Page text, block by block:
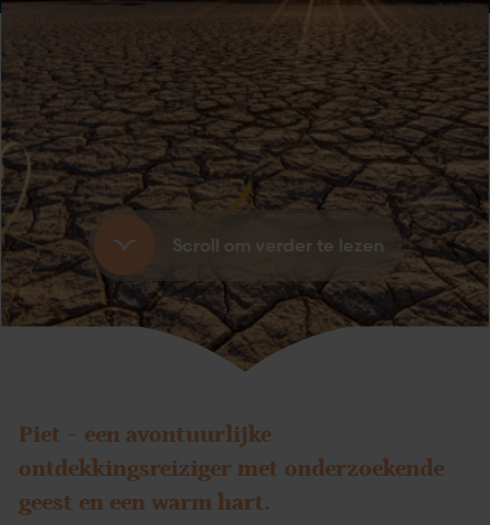
Scroll om verder te lezen
Piet – een avontuurlijke
ontdekkingsreiziger met onderzoekende
geest en een warm hart.